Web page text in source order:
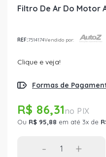
Filtro De Ar Do Motor
REF:7514174Vendido por:
Clique e veja!
Formas de
R$ 86,31
Ou R$ 95,88 em até 3x de
- +